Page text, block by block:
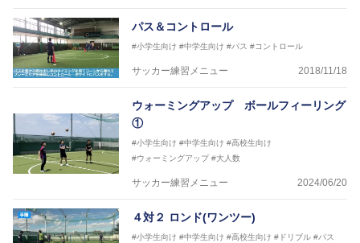
パス＆コントロール
#小学生向け #中学生向け #パス #コントロール
サッカー練習メニュー 2018/11/18
ウォーミングアップ ボールフィーリング
①
#小学生向け #中学生向け #高校生向け
#ウォーミングアップ #大人数
サッカー練習メニュー 2024/06/20
４対２ ロンド(ワンツー)
#小学生向け #中学生向け #高校生向け #ドリブル #パス